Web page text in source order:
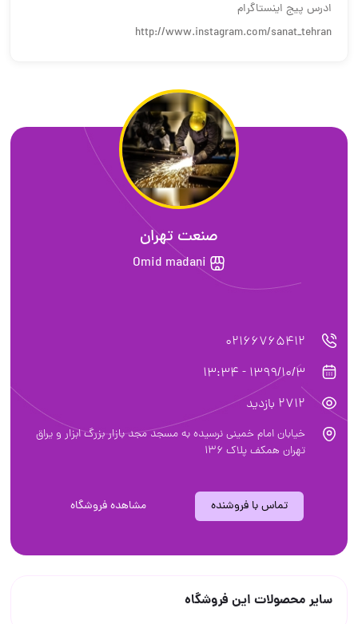
ادرس پیج اینستاگرام
http://www.instagram.com/sanat_tehran
صنعت تهران
Omid madani
02166765412
1399/10/3 - 13:34
2712 بازدید
خیابان امام خمینی نرسیده به مسجد مجد بازار بزرگ ابزار و یراق
تهران همکف پلاک ۱۳۶
تماس با فروشنده مشاهده فروشگاه
سایر محصولات این فروشگاه